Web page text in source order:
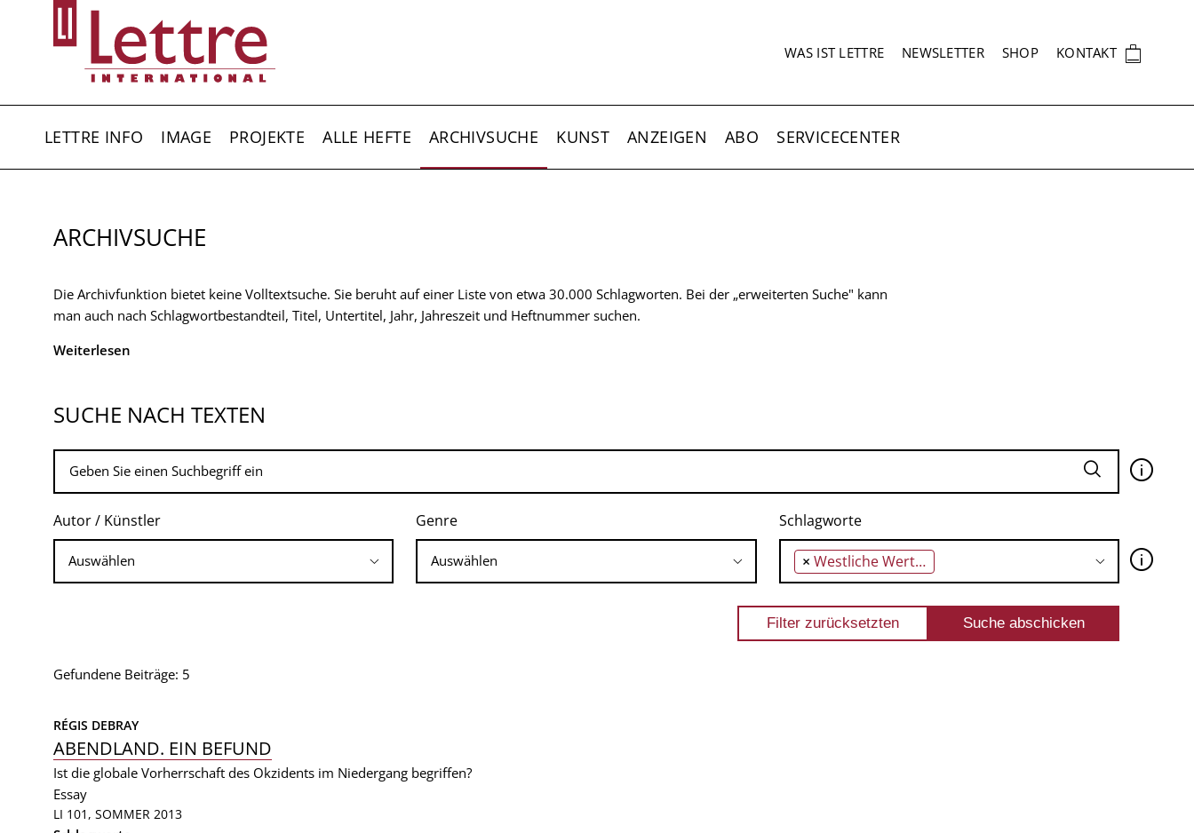
SEKUNDÄRNAVIGATION
WAS IST LETTRE NEWSLETTER SHOP KONTAKT 🛍
LETTRE INFO IMAGE PROJEKTE ALLE HEFTE ARCHIVSUCHE KUNST ANZEIGEN ABO SERVICECENTER
ARCHIVSUCHE
Die Archivfunktion bietet keine Volltextsuche. Sie beruht auf einer Liste von etwa 30.000 Schlagworten. Bei der „erweiterten Suche" kann
man auch nach Schlagwortbestandteil, Titel, Untertitel, Jahr, Jahreszeit und Heftnummer suchen.
Weiterlesen
SUCHE NACH TEXTEN
🛈
Autor / Künstler Genre Schlagworte
× Westliche Wertegemeinschaft 🛈
Gefundene Beiträge: 5
RÉGIS DEBRAY
ABENDLAND. EIN BEFUND
Ist die globale Vorherrschaft des Okzidents im Niedergang begriffen?
Essay
LI 101, SOMMER 2013